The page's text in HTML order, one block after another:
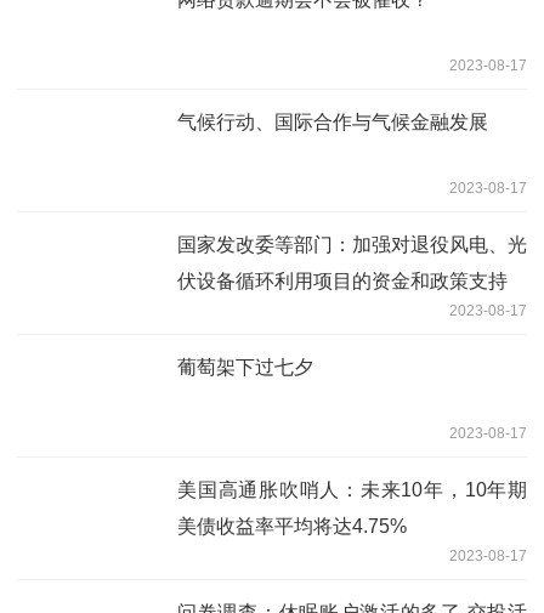
2023-08-17
气候行动、国际合作与气候金融发展
2023-08-17
国家发改委等部门：加强对退役风电、光
伏设备循环利用项目的资金和政策支持
2023-08-17
葡萄架下过七夕
2023-08-17
美国高通胀吹哨人：未来10年，10年期
美债收益率平均将达4.75%
2023-08-17